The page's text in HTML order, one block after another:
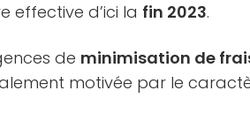
effective d’ici la fin 2023.
de minimisation de
motivée par le